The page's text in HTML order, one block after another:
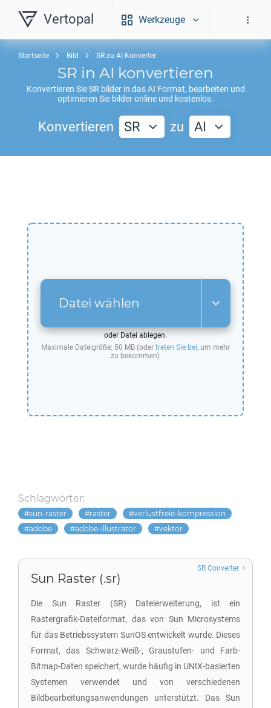
Vertopal Werkzeuge
Startseite Bild SR zu AI Konverter
SR in AI konvertieren
Konvertieren SieSR bilder in dasAI Format, bearbeiten und
optimieren Sie bilder online und kostenlos.
Konvertieren SR zu AI
Datei wählen
oder Datei ablegen.
Maximale Dateigröße: 50 MB (oder treten Sie bei, um mehr
zu bekommen)
Schlagwörter:
sun-raster raster
verlustfreie-kompression
adobe
adobe-illustrator vektor
Sun Raster (.sr)
Die Sun Raster (SR) Dateierweiterung, ist ein
Rastergrafik-Dateiformat, das von Sun Microsystems
für das Betriebssystem SunOS entwickelt wurde. Dieses
Format, das Schwarz-Weiß-, Graustufen- und Farb-
Bitmap-Daten speichert, wurde häufig in UNIX-basierten
Systemen verwendet und von verschiedenen
Bildbearbeitungsanwendungen unterstützt. Das Sun
SR Converter